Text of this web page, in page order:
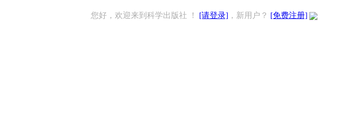
您好，欢迎来到科学出版社 ！ [请登录] ，新用户？ [免费注册]